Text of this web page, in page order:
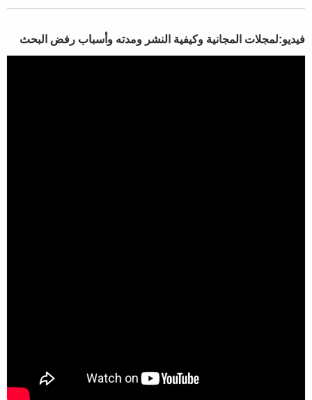
فيديو:لمجلات المجانية وكيفية النشر ومدته وأسباب رفض البحث